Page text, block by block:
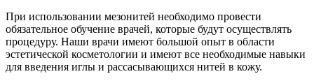
При использовании мезонитей необходимо провести
обязательное обучение врачей, которые будут осуществлять
процедуру. Наши врачи имеют большой опыт в области
эстетической косметологии и имеют все необходимые навыки
для введения иглы и рассасывающихся нитей в кожу.